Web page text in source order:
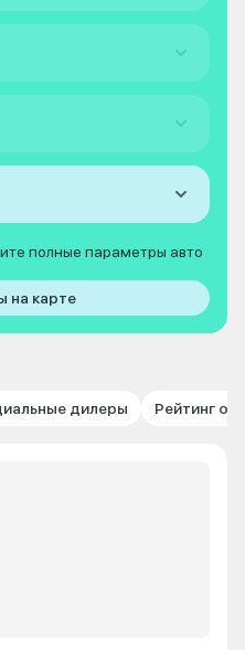
полные параметры авто
на карте
дилеры Рейтинг